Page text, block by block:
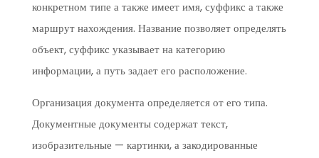
конкретном типе а также имеет имя, суффикс а также
маршрут нахождения. Название позволяет определять
объект, суффикс указывает на категорию
информации, а путь задает его расположение.
Организация документа определяется от его типа.
Документные документы содержат текст,
изобразительные — картинки, а закодированные